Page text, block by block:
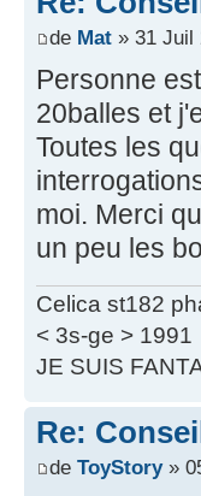
de Mat » 31 Juil
Personne
20balles et
Toutes les
moi. Merci
un peu les
Celica st182
< 3s-ge > 1991
JE SUIS
Re:
de ToyStory»